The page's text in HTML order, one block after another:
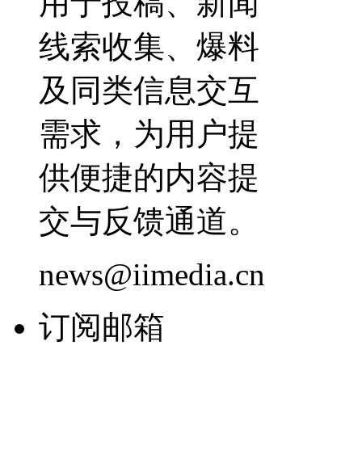
线索收集、爆料
及同类信息交互
需求，为用户提
供便捷的内容提
交与反馈通道。
news@iimedia.cn
订阅邮箱